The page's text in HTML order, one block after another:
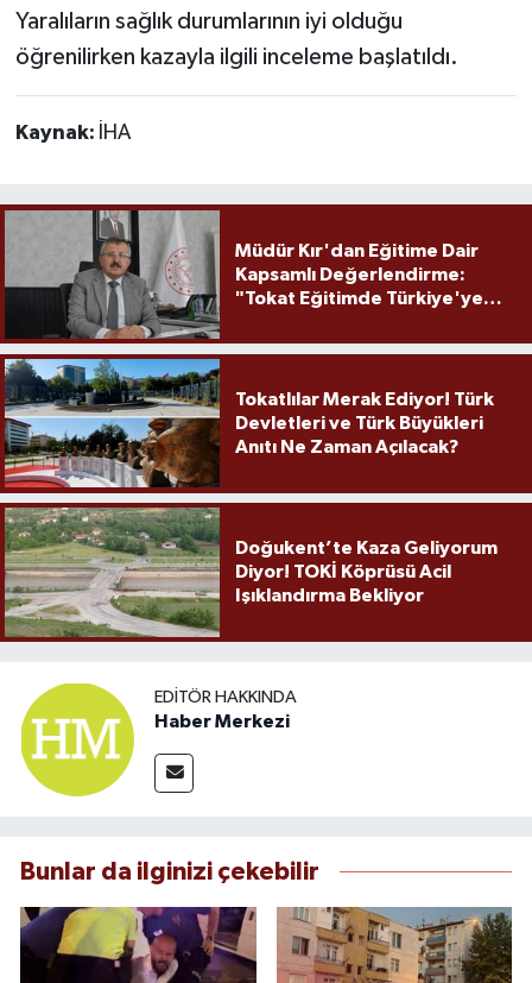
Yaralıların sağlık durumlarının iyi olduğu
öğrenilirken kazayla ilgili inceleme başlatıldı.
Kaynak: İHA
Müdür Kır'dan Eğitime Dair
Kapsamlı Değerlendirme:
"Tokat Eğitimde Türkiye'ye
Tokatlılar Merak Ediyor! Türk
Devletleri ve Türk Büyükleri
Anıtı Ne Zaman Açılacak?
Doğukent’te Kaza Geliyorum
Diyor! TOKİ Köprüsü Acil
Işıklandırma Bekliyor
EDITÖR HAKKINDA
Haber Merkezi
Bunlar da ilginizi çekebilir